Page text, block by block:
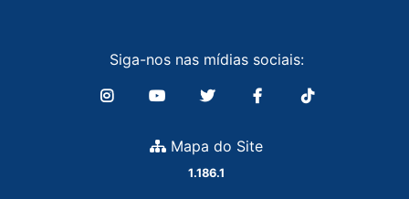
Siga-nos nas mídias sociais:
Mapa do Site
1.186.1